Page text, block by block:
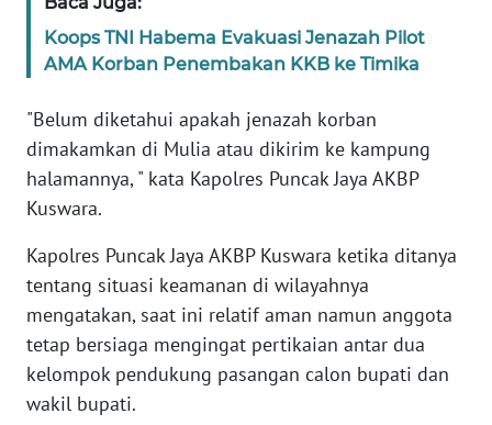
Koops TNI Habema Evakuasi Jenazah Pilot
AMA Korban Penembakan KKB ke Timika
"Belum diketahui apakah jenazah korban
dimakamkan di Mulia atau dikirim ke kampung
halamannya, " kata Kapolres Puncak Jaya AKBP
Kuswara.
Kapolres Puncak Jaya AKBP Kuswara ketika ditanya
tentang situasi keamanan di wilayahnya
mengatakan, saat ini relatif aman namun anggota
tetap bersiaga mengingat pertikaian antar dua
kelompok pendukung pasangan calon bupati dan
wakil bupati.
Wahana
Regional
WN
JAKARTA
JABAR
WN
BANTEN